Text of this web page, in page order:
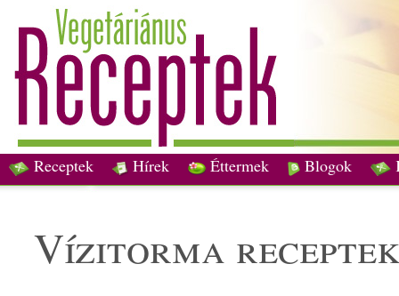
Receptek Hírek Éttermek Blogok
vízitorma